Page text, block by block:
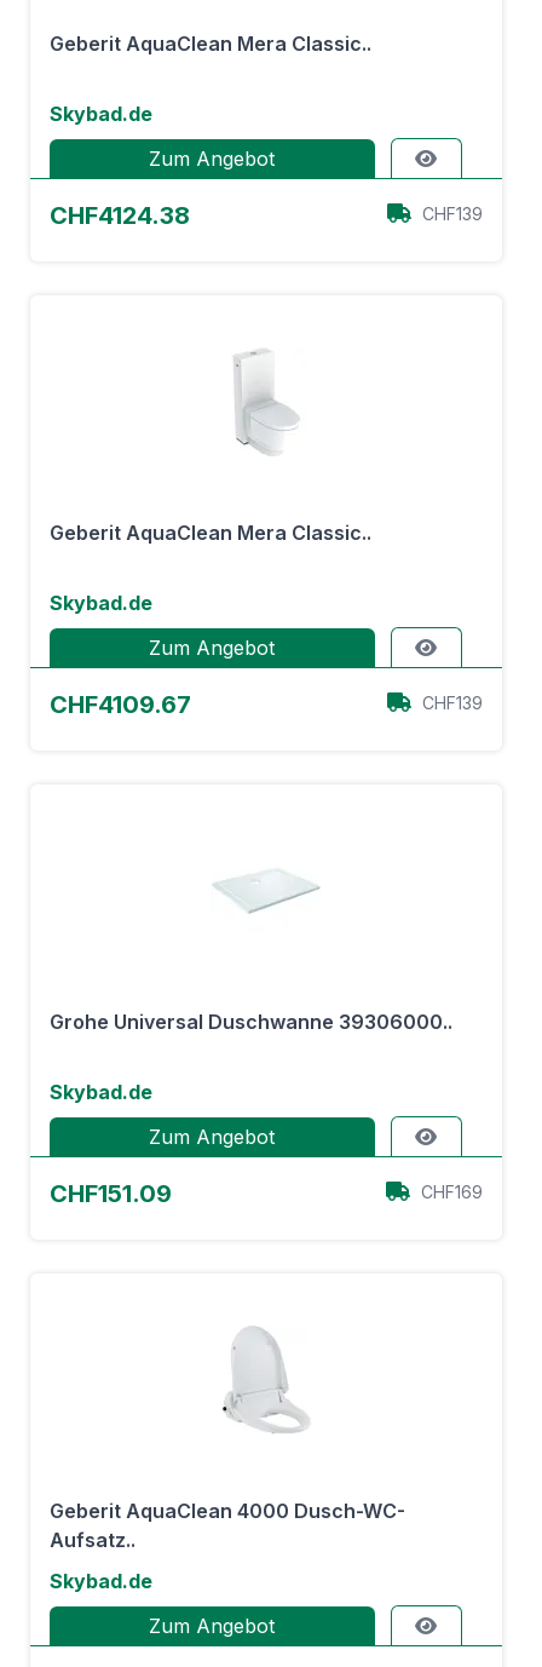
Geberit AquaClean Mera Classic..
Skybad.de
Zum Angebot
CHF4124.38 CHF139
Geberit AquaClean Mera Classic..
Skybad.de
Zum Angebot
CHF4109.67 CHF139
Grohe Universal Duschwanne 39306000..
Skybad.de
Zum Angebot
CHF151.09 CHF169
Geberit AquaClean 4000 Dusch-WC-
Aufsatz..
Skybad.de
Zum Angebot